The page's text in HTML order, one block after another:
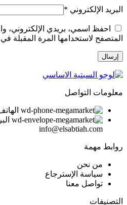
البريد الإلكتروني *
احفظ اسمي، بريدي الإلكتروني،
المتصفح لاستخدامها المرة المقبلة
معلومات التواصل
الهاتف :
info@elsabtiah.com
روابط مهمة
من نحن
سياسة الإسترجاع
تواصل معنا
التصنيفات